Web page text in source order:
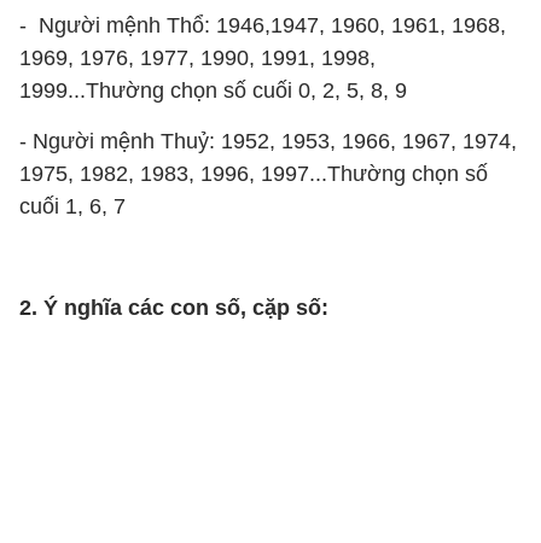
- Người mệnh Thổ: 1946,1947, 1960, 1961, 1968,
1969, 1976, 1977, 1990, 1991, 1998,
1999...Thường chọn số cuối 0, 2, 5, 8, 9
- Người mệnh Thuỷ: 1952, 1953, 1966, 1967, 1974,
1975, 1982, 1983, 1996, 1997...Thường chọn số
cuối 1, 6, 7
2. Ý nghĩa các con số, cặp số: